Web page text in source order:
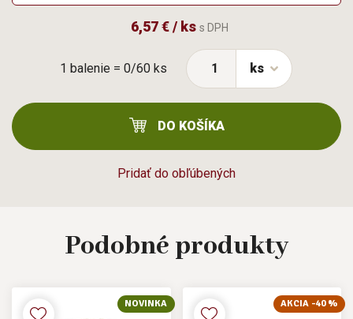
1 balenie = 0/60 ks
Pridať do obľúbených
6,57 € / ks s DPH
ks
DO KOŠÍKA
Podobné produkty
NOVINKA AKCIA -40 %